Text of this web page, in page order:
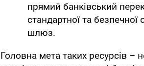
прямий банківський
стандартної та
шлюз.
Головна мета таких ресурсів –